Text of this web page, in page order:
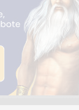
von einem
für den
nach §2(3)